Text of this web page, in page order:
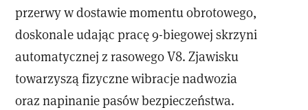
przerwy w dostawie momentu obrotowego,
doskonale udając pracę 9-biegowej skrzyni
automatycznej z rasowego V8. Zjawisku
towarzyszą fizyczne wibracje nadwozia
oraz napinanie pasów bezpieczeństwa.